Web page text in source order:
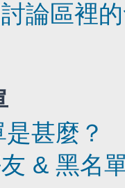
論區裡
甚麼？
& 黑名